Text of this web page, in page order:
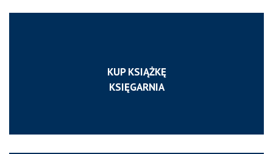
KUP KSIĄŻKĘ
KSIĘGARNIA